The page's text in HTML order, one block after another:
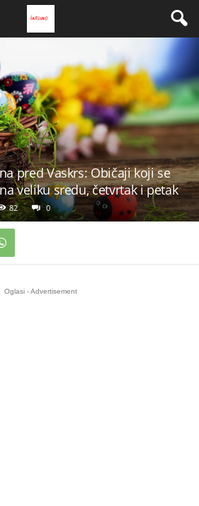
pred Vaskrs: Običaji koji se
veliku sredu, četvrtak i petak
82 0
Oglasi - Advertisement